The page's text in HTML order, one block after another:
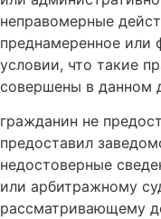
неправомерные
преднамеренное или
условии, что такие
совершены в данном
гражданин не
предоставил
недостоверные
или арбитражному
рассматривающему